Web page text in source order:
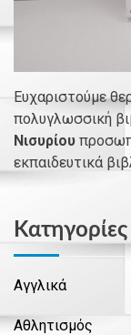
Ευχαριστούμε
πολυγλωσσική
Νισυρίου
εκπαιδευτικά
Kατηγορίες
Αγγλικά
Αθλητισμός